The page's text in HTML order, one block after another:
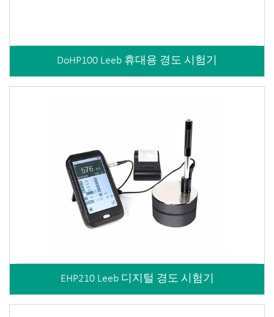
DoHP100 Leeb 휴대용 경도 시험기
EHP210 Leeb 디지털 경도 시험기